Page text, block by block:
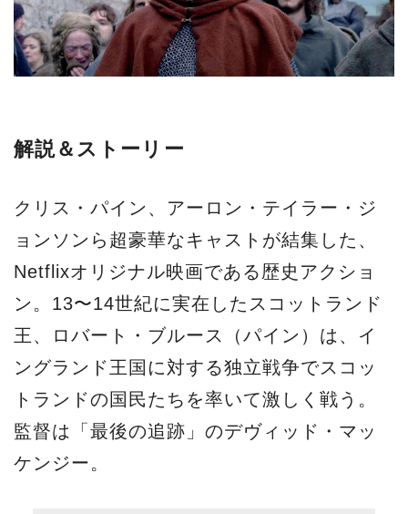
解説＆ストーリー
クリス・パイン、アーロン・テイラー・ジ
ョンソンら超豪華なキャストが結集した、
Netflixオリジナル映画である歴史アクショ
ン。13〜14世紀に実在したスコットランド
王、ロバート・ブルース（パイン）は、イ
ングランド王国に対する独立戦争でスコッ
トランドの国民たちを率いて激しく戦う。
監督は「最後の追跡」のデヴィッド・マッ
ケンジー。